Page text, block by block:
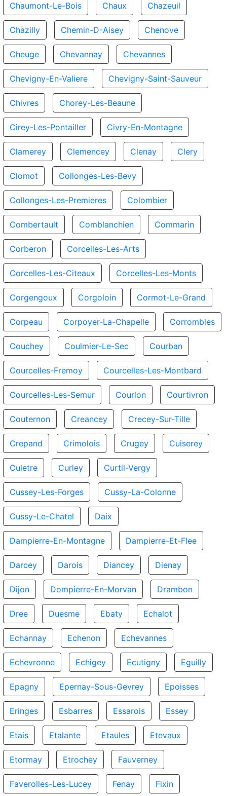
Chaumont-Le-Bois Chaux Chazeuil
Chazilly Chemin-D-Aisey Chenove
Cheuge Chevannay Chevannes
Chevigny-En-Valiere Chevigny-Saint-Sauveur
Chivres Chorey-Les-Beaune
Cirey-Les-Pontailler Civry-En-Montagne
Clamerey Clemencey Clenay Clery
Clomot Collonges-Les-Bevy
Collonges-Les-Premieres Colombier
Combertault Comblanchien Commarin
Corberon Corcelles-Les-Arts
Corcelles-Les-Citeaux Corcelles-Les-Monts
Corgengoux Corgoloin Cormot-Le-Grand
Corpeau Corpoyer-La-Chapelle Corrombles
Couchey Coulmier-Le-Sec Courban
Courcelles-Fremoy Courcelles-Les-Montbard
Courcelles-Les-Semur Courlon Courtivron
Couternon Creancey Crecey-Sur-Tille
Crepand Crimolois Crugey Cuiserey
Culetre Curley Curtil-Vergy
Cussey-Les-Forges Cussy-La-Colonne
Cussy-Le-Chatel Daix
Dampierre-En-Montagne Dampierre-Et-Flee
Darcey Darois Diancey Dienay
Dijon Dompierre-En-Morvan Drambon
Dree Duesme Ebaty Echalot
Echannay Echenon Echevannes
Echevronne Echigey Ecutigny Eguilly
Epagny Epernay-Sous-Gevrey Epoisses
Eringes Esbarres Essarois Essey
Etais Etalante Etaules Etevaux
Etormay Etrochey Fauverney
Faverolles-Les-Lucey Fenay Fixin